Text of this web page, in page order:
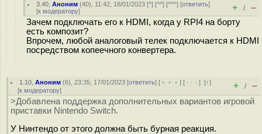
3.40 ,Аноним (40), 11:42, 18/01/2023 [^] [^^] [^^^] [ответить]
[к модератору] + / –
Зачем подключать его к HDMI, когда у RPI4 на борту
есть композит?
Впрочем, любой аналоговый телек подключается к HDMI
посредством копеечного конвертера.
1.10 ,Аноним (6), 23:35, 17/01/2023 [ответить] [ ﹢﹢﹢] [ · · ·][↑]
[к модератору] + / –
>Добавлена поддержка дополнительных вариантов игровой
приставки Nintendo Switch.
У Нинтендо от этого должна быть бурная реакция.